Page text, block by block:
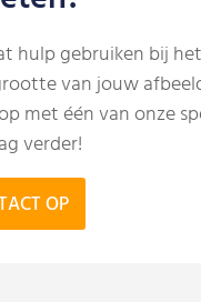
hulp gebruiken bij
van jouw
met één van onze
verder!
OP